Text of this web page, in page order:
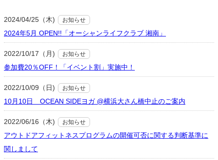
2024/04/25（木) お知らせ
2024年5月 OPEN!!「オーシャンライフクラブ 湘南」
2022/10/17（月) お知らせ
参加費20％OFF！「イベント割」実施中！
2022/10/09（日) お知らせ
10月10日 OCEAN SIDEヨガ @横浜大さん橋中止のご案内
2022/06/16（木) お知らせ
アウトドアフィットネスプログラムの開催可否に関する判断基準に
関しまして